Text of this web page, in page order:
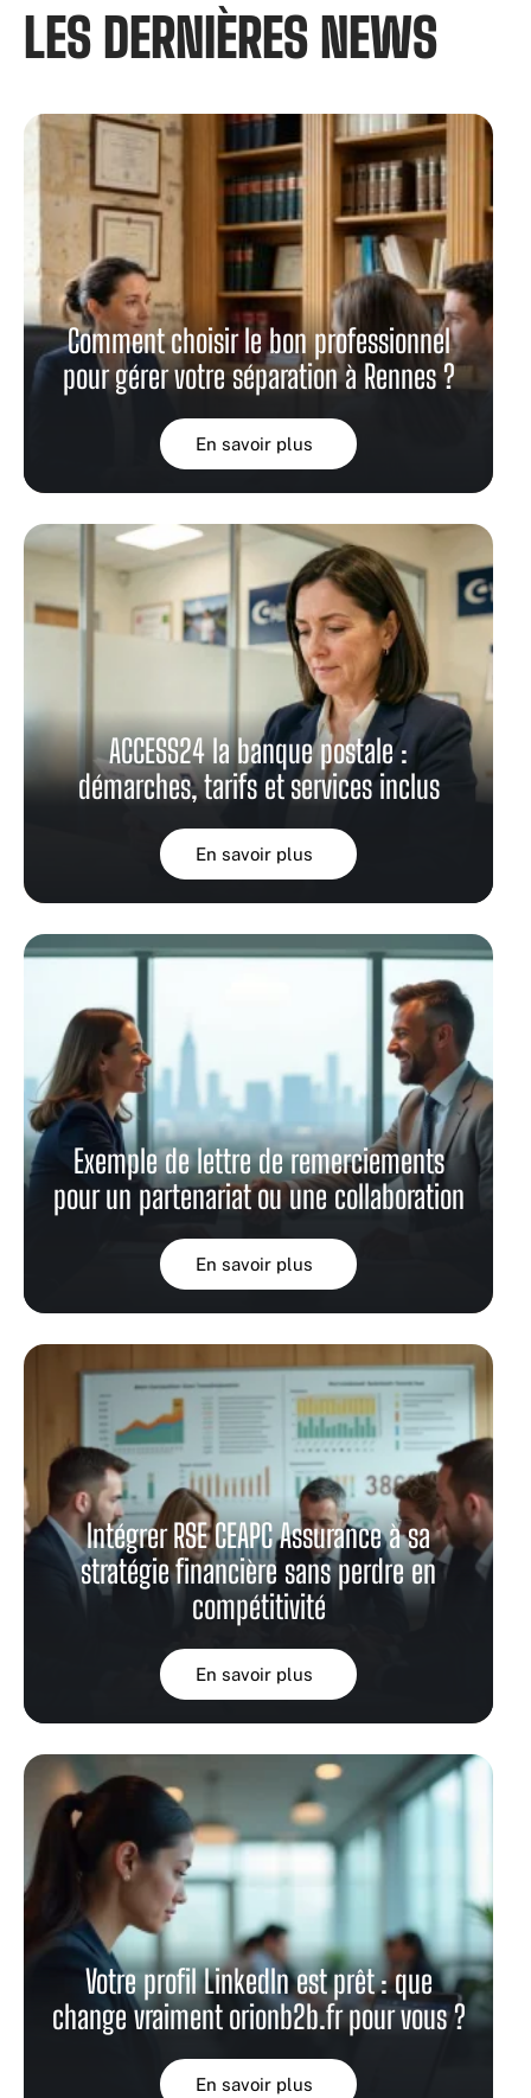
LES DERNIÈRES NEWS​
Comment choisir le bon professionnel
pour gérer votre séparation à Rennes ?
En savoir plus
ACCESS24 la banque postale :
démarches, tarifs et services inclus
En savoir plus
Exemple de lettre de remerciements
pour un partenariat ou une collaboration
En savoir plus
Intégrer RSE CEAPC Assurance à sa
stratégie financière sans perdre en
compétitivité
En savoir plus
Votre profil LinkedIn est prêt : que
change vraiment orionb2b.fr pour vous ?
En savoir plus